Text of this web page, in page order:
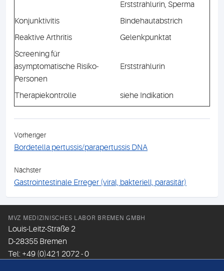
Erststrahlurin, Sperma
Konjunktivitis
Bindehautabstrich
Reaktive Arthritis
Gelenkpunktat
Screening für
asymptomatische Risiko-
Personen
Erststrahlurin
Therapiekontrolle siehe Indikation
Vorheriger
Bordetella pertussis/parapertussis DNA
Nächster
Gastrointestinale Erreger (viral, bakteriell, parasitär)
MVZ MEDIZINISCHES LABOR BREMEN GMBH
Louis-Leitz-Straße 2
D-28355 Bremen
Tel: +49 (0)421 2072 - 0